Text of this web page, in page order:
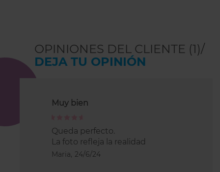
OPINIONES DEL CLIENTE (1)/
DEJA TU OPINIÓN
Muy bien
Queda perfecto.
La foto refleja la realidad
Maria, 24/6/24